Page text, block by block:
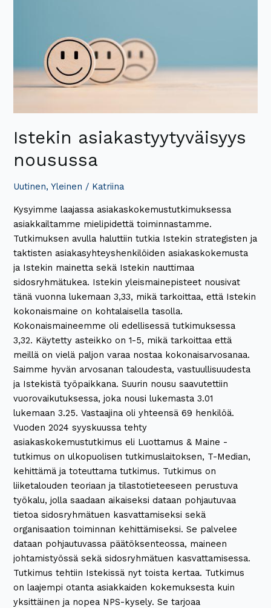
Istekin asiakastyytyväisyys
nousussa
Uutinen,Yleinen / Katriina
Kysyimme laajassa asiakaskokemustutkimuksessa
asiakkailtamme mielipidettä toiminnastamme.
Tutkimuksen avulla haluttiin tutkia Istekin strategisten ja
taktisten asiakasyhteyshenkilöiden asiakaskokemusta
ja Istekin mainetta sekä Istekin nauttimaa
sidosryhmätukea. Istekin yleismainepisteet nousivat
tänä vuonna lukemaan 3,33, mikä tarkoittaa, että Istekin
kokonaismaine on kohtalaisella tasolla.
Kokonaismaineemme oli edellisessä tutkimuksessa
3,32. Käytetty asteikko on 1-5, mikä tarkoittaa että
meillä on vielä paljon varaa nostaa kokonaisarvosanaa.
Saimme hyvän arvosanan taloudesta, vastuullisuudesta
ja Istekistä työpaikkana. Suurin nousu saavutettiin
vuorovaikutuksessa, joka nousi lukemasta 3.01
lukemaan 3.25. Vastaajina oli yhteensä 69 henkilöä.
Vuoden 2024 syyskuussa tehty
asiakaskokemustutkimus eli Luottamus & Maine -
tutkimus on ulkopuolisen tutkimuslaitoksen, T-Median,
kehittämä ja toteuttama tutkimus. Tutkimus on
liiketalouden teoriaan ja tilastotieteeseen perustuva
työkalu, jolla saadaan aikaiseksi dataan pohjautuvaa
tietoa sidosryhmätuen kasvattamiseksi sekä
organisaation toiminnan kehittämiseksi. Se palvelee
dataan pohjautuvassa päätöksenteossa, maineen
johtamistyössä sekä sidosryhmätuen kasvattamisessa.
Tutkimus tehtiin Istekissä nyt toista kertaa. Tutkimus
on laajempi otanta asiakkaiden kokemuksesta kuin
yksittäinen ja nopea NPS-kysely. Se tarjoaa